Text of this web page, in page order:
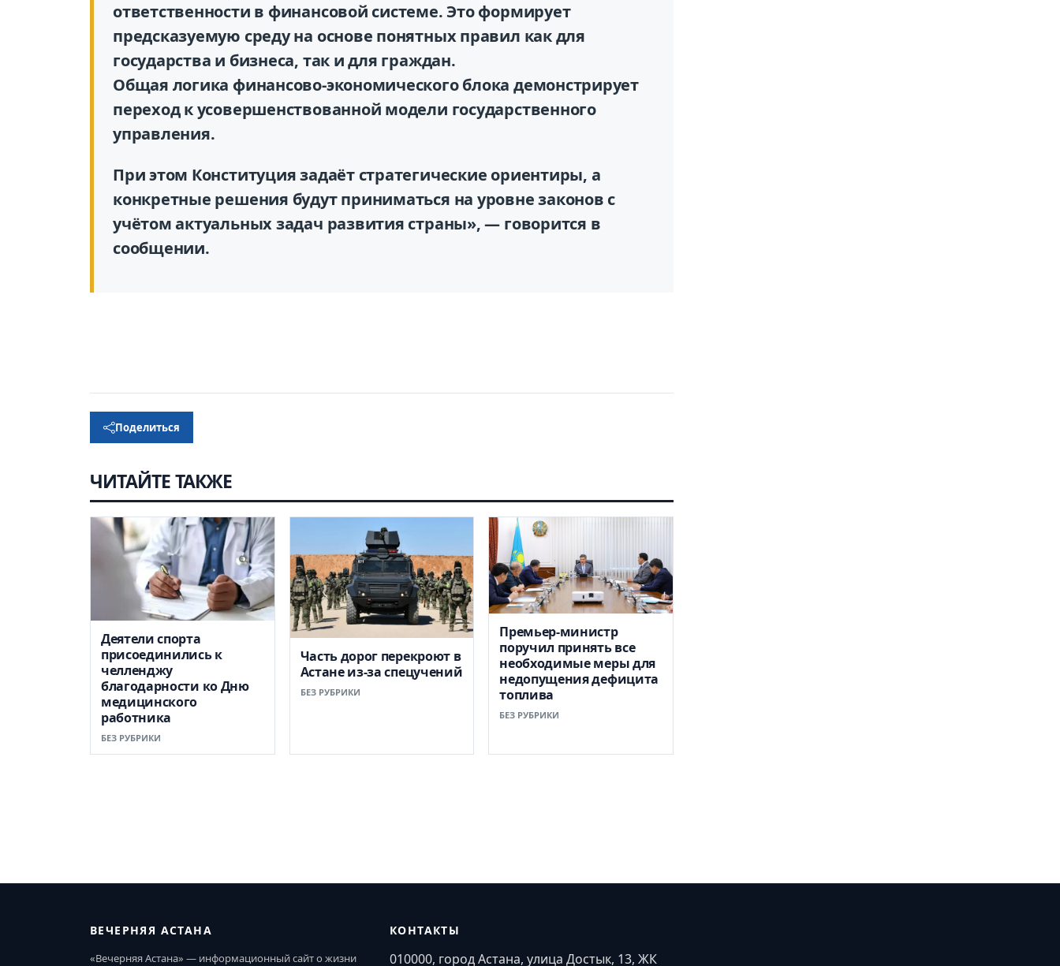
ответственности в финансовой системе. Это формирует
предсказуемую среду на основе понятных правил как для
государства и бизнеса, так и для граждан.
Общая логика финансово-экономического блока демонстрирует
переход к усовершенствованной модели государственного
управления.
При этом Конституция задаёт стратегические ориентиры, а
конкретные решения будут приниматься на уровне законов с
учётом актуальных задач развития страны», — говорится в
сообщении.
Поделиться
ЧИТАЙТЕ ТАКЖЕ
Деятели спорта
присоединились к
челленджу
благодарности ко Дню
медицинского
работника
БЕЗ РУБРИКИ
Часть дорог перекроют в
Астане из-за спецучений
БЕЗ РУБРИКИ
Премьер-министр
поручил принять все
необходимые меры для
недопущения дефицита
топлива
БЕЗ РУБРИКИ
ВЕЧЕРНЯЯ АСТАНА
«Вечерняя Астана» — информационный сайт о жизни
КОНТАКТЫ
010000, город Астана, улица Достык, 13, ЖК